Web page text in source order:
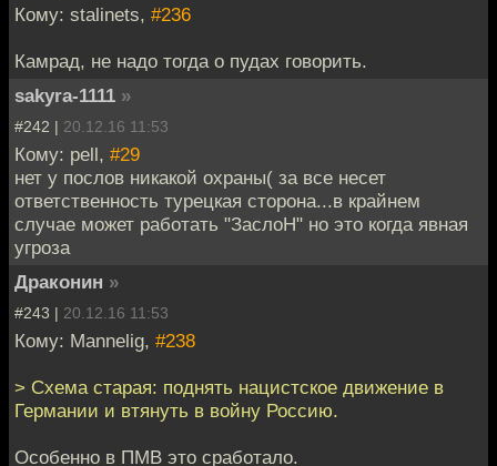
Кому: stalinets, #236
Камрад, не надо тогда о пудах говорить.
sakyra-1111 »
#242 | 20.12.16 11:53
Кому: pell, #29
нет у послов никакой охраны( за все несет
ответственность турецкая сторона...в крайнем
случае может работать "ЗаслоН" но это когда явная
угроза
Драконин »
#243 | 20.12.16 11:53
Кому: Mannelig, #238
> Схема старая: поднять нацистское движение в
Германии и втянуть в войну Россию.
Особенно в ПМВ это сработало.